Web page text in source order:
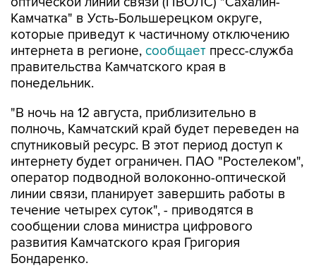
Камчатка" в Усть-Большерецком округе,
которые приведут к частичному отключению
интернета в регионе, сообщает пресс-служба
правительства Камчатского края в
понедельник.
"В ночь на 12 августа, приблизительно в
полночь, Камчатский край будет переведен на
спутниковый ресурс. В этот период доступ к
интернету будет ограничен. ПАО "Ростелеком",
оператор подводной волоконно-оптической
линии связи, планирует завершить работы в
течение четырех суток", - приводятся в
сообщении слова министра цифрового
развития Камчатского края Григория
Бондаренко.